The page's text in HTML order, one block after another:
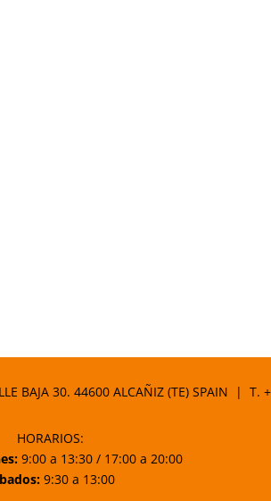
BAJA 30. 44600 ALCAÑIZ (TE) SPAIN | T.
HORARIOS:
9:00 a 13:30 / 17:00 a 20:00
9:30 a 13:00